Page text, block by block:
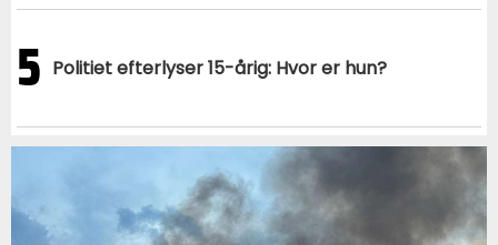
5 Politiet efterlyser 15-årig: Hvor er hun?